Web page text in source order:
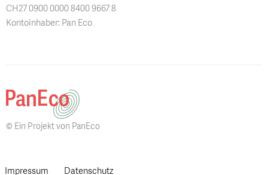
CH27 0900 0000 8400 9667 8
Kontoinhaber: Pan Eco
© Ein Projekt von PanEco
Impressum Datenschutz